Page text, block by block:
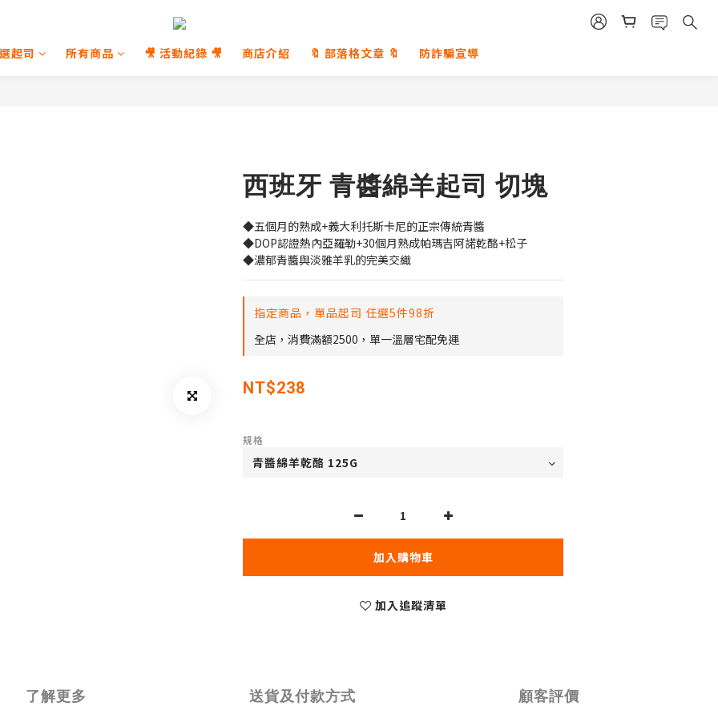
起司 所有商品 🎥 活動紀錄 🎥 商店介紹 🔖 部落格文章 🔖 防詐騙宣導
西班牙 青醬綿羊起司 切塊
◆五個月的熟成+義大利托斯卡尼的正宗傳統青醬
◆DOP認證熱內亞羅勒+30個月熟成帕瑪吉阿諾乾酪+松子
◆濃郁青醬與淡雅羊乳的完美交織
指定商品，單品起司 任選5件98折
全店，消費滿額2500，單一溫層宅配免運
NT$238
規格
加入購物車
加入追蹤清單
了解更多 送貨及付款方式 顧客評價